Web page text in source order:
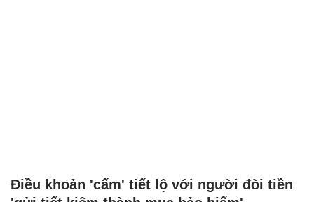
Điều khoản 'cấm' tiết lộ với người đòi tiền